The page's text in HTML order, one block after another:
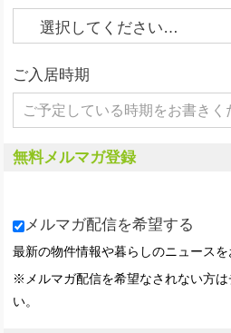
ご入居時期
無料メルマガ登録
メルマガ配信を希望する
最新の物件情報や暮らしのニュースを
※メルマガ配信を希望なされない方は
い。